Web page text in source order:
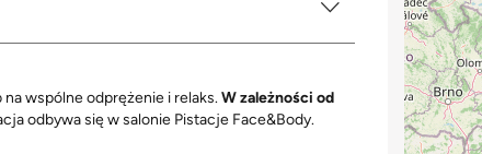
wspólne odprężenie i relaks.W zależności od
odbywa się w salonie Pistacje Face&Body.